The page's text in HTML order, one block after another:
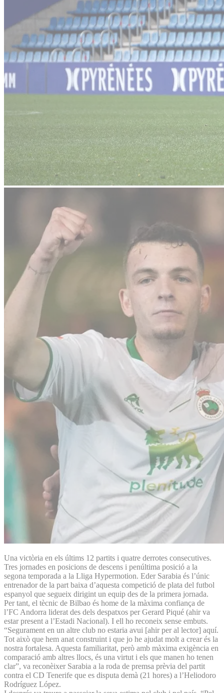
Una victòria en els últims 12 partits i quatre derrotes consecutives.
Tres jornades en posicions de descens i penúltima posició a la
segona temporada a la Lliga Hypermotion. Eder Sarabia és l’únic
entrenador de la part baixa d’aquesta competició de plata del futbol
espanyol que segueix dirigint un equip des de la primera jornada.
Per tant, el tècnic de Bilbao és home de la màxima confiança de
l’FC Andorra liderat des dels despatxos per Gerard Piqué (ahir va
estar present a l’Estadi Nacional). I ell ho reconeix sense embuts.
“Segurament en un altre club no estaria avui [ahir per al lector] aquí.
Tot això que hem anat construint i que jo he ajudat molt a crear és la
nostra fortalesa. Aquesta familiaritat, però amb màxima exigència en
comparació amb altres llocs, és una virtut i els que manen ho tenen
clar”, va reconèixer Sarabia a la roda de premsa prèvia del partit
contra el CD Tenerife que es disputa demà (21 hores) a l’Heliodoro
Rodríguez López.